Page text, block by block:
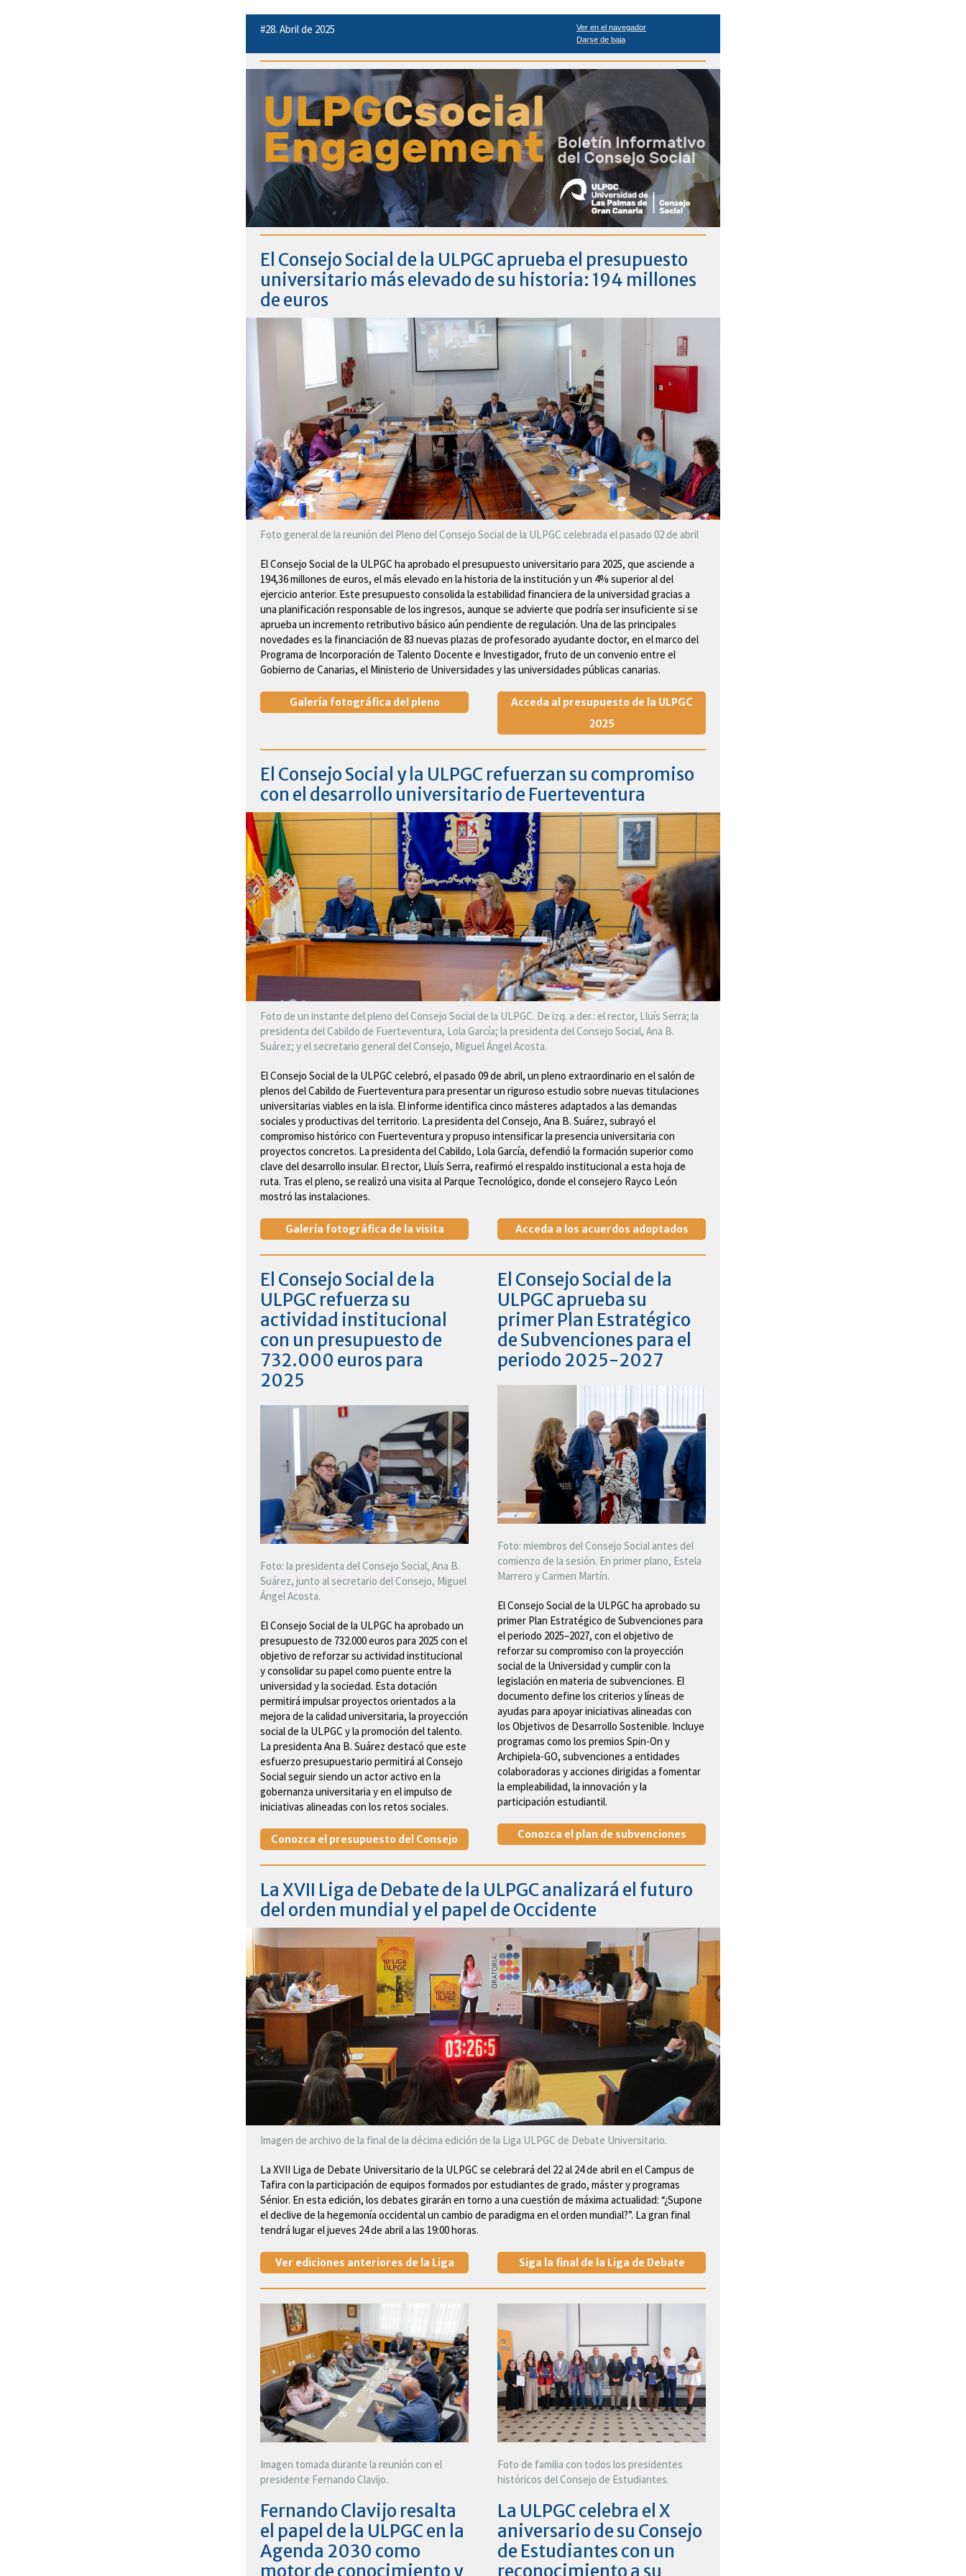
#28. Abril de 2025
Ver en el navegador
Darse de baja
El Consejo Social de la ULPGC aprueba el presupuesto
universitario más elevado de su historia: 194 millones
de euros
Foto general de la reunión del Pleno del Consejo Social de la ULPGC celebrada el pasado 02 de abril
El Consejo Social de la ULPGC ha aprobado el presupuesto universitario para 2025, que asciende a
194,36 millones de euros, el más elevado en la historia de la institución y un 4% superior al del
ejercicio anterior. Este presupuesto consolida la estabilidad financiera de la universidad gracias a
una planificación responsable de los ingresos, aunque se advierte que podría ser insuficiente si se
aprueba un incremento retributivo básico aún pendiente de regulación. Una de las principales
novedades es la financiación de 83 nuevas plazas de profesorado ayudante doctor, en el marco del
Programa de Incorporación de Talento Docente e Investigador, fruto de un convenio entre el
Gobierno de Canarias, el Ministerio de Universidades y las universidades públicas canarias.
Galería fotográfica del pleno
Acceda al presupuesto de la ULPGC
2025
El Consejo Social y la ULPGC refuerzan su compromiso
con el desarrollo universitario de Fuerteventura
Foto de un instante del pleno del Consejo Social de la ULPGC. De izq. a der.: el rector, Lluís Serra; la
presidenta del Cabildo de Fuerteventura, Lola García; la presidenta del Consejo Social, Ana B.
Suárez; y el secretario general del Consejo, Miguel Ángel Acosta.
El Consejo Social de la ULPGC celebró, el pasado 09 de abril, un pleno extraordinario en el salón de
plenos del Cabildo de Fuerteventura para presentar un riguroso estudio sobre nuevas titulaciones
universitarias viables en la isla. El informe identifica cinco másteres adaptados a las demandas
sociales y productivas del territorio. La presidenta del Consejo, Ana B. Suárez, subrayó el
compromiso histórico con Fuerteventura y propuso intensificar la presencia universitaria con
proyectos concretos. La presidenta del Cabildo, Lola García, defendió la formación superior como
clave del desarrollo insular. El rector, Lluís Serra, reafirmó el respaldo institucional a esta hoja de
ruta. Tras el pleno, se realizó una visita al Parque Tecnológico, donde el consejero Rayco León
mostró las instalaciones.
Galería fotográfica de la visita Acceda a los acuerdos adoptados
El Consejo Social de la
ULPGC refuerza su
actividad institucional
con un presupuesto de
732.000 euros para
2025
Foto: la presidenta del Consejo Social, Ana B.
Suárez, junto al secretario del Consejo, Miguel
Ángel Acosta.
El Consejo Social de la ULPGC ha aprobado un
presupuesto de 732.000 euros para 2025 con el
objetivo de reforzar su actividad institucional
y consolidar su papel como puente entre la
universidad y la sociedad. Esta dotación
permitirá impulsar proyectos orientados a la
mejora de la calidad universitaria, la proyección
social de la ULPGC y la promoción del talento.
La presidenta Ana B. Suárez destacó que este
esfuerzo presupuestario permitirá al Consejo
Social seguir siendo un actor activo en la
gobernanza universitaria y en el impulso de
iniciativas alineadas con los retos sociales.
Conozca el presupuesto del Consejo
El Consejo Social de la
ULPGC aprueba su
primer Plan Estratégico
de Subvenciones para el
periodo 2025-2027
Foto: miembros del Consejo Social antes del
comienzo de la sesión. En primer plano, Estela
Marrero y Carmen Martín.
El Consejo Social de la ULPGC ha aprobado su
primer Plan Estratégico de Subvenciones para
el periodo 2025–2027, con el objetivo de
reforzar su compromiso con la proyección
social de la Universidad y cumplir con la
legislación en materia de subvenciones. El
documento define los criterios y líneas de
ayudas para apoyar iniciativas alineadas con
los Objetivos de Desarrollo Sostenible. Incluye
programas como los premios Spin-On y
Archipiela-GO, subvenciones a entidades
colaboradoras y acciones dirigidas a fomentar
la empleabilidad, la innovación y la
participación estudiantil.
Conozca el plan de subvenciones
La XVII Liga de Debate de la ULPGC analizará el futuro
del orden mundial y el papel de Occidente
Imagen de archivo de la final de la décima edición de la Liga ULPGC de Debate Universitario.
La XVII Liga de Debate Universitario de la ULPGC se celebrará del 22 al 24 de abril en el Campus de
Tafira con la participación de equipos formados por estudiantes de grado, máster y programas
Sénior. En esta edición, los debates girarán en torno a una cuestión de máxima actualidad: “¿Supone
el declive de la hegemonía occidental un cambio de paradigma en el orden mundial?”. La gran final
tendrá lugar el jueves 24 de abril a las 19:00 horas.
Ver ediciones anteriores de la Liga Siga la final de la Liga de Debate
Imagen tomada durante la reunión con el
presidente Fernando Clavijo.
Fernando Clavijo resalta
el papel de la ULPGC en la
Agenda 2030 como
motor de conocimiento y
Foto de familia con todos los presidentes
históricos del Consejo de Estudiantes.
La ULPGC celebra el X
aniversario de su Consejo
de Estudiantes con un
reconocimiento a su